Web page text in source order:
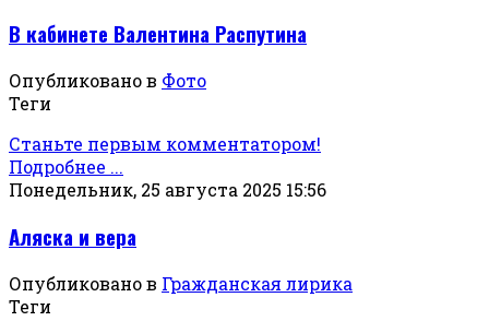
В кабинете Валентина Распутина
Опубликовано в Фото
Теги
Станьте первым комментатором!
Подробнее ...
Понедельник, 25 августа 2025 15:56
Аляска и вера
Опубликовано в Гражданская лирика
Теги